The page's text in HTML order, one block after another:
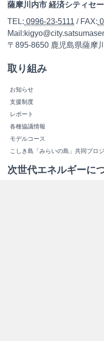
薩摩川内市 経済シティセ
TEL: 0996-23-5111 / FAX:
〒895-8650 鹿児島県薩摩
取り組み
お知らせ
支援制度
レポート
各種協議情報
モデルコース
こしき島「みらいの島」共同プロ
次世代エネルギーに